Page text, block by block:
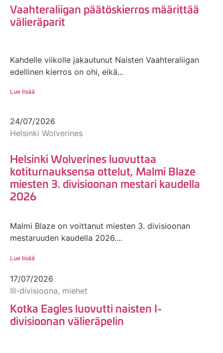
Vaahteraliigan päätöskierros määrittää
välieräparit
Kahdelle viikolle jakautunut Naisten Vaahteraliigan
edellinen kierros on ohi, eikä...
Lue lisää
24/07/2026
Helsinki Wolverines
Helsinki Wolverines luovuttaa
kotiturnauksensa ottelut, Malmi Blaze
miesten 3. divisioonan mestari kaudella
2026
Malmi Blaze on voittanut miesten 3. divisioonan
mestaruuden kaudella 2026....
Lue lisää
17/07/2026
III-divisioona, miehet
Kotka Eagles luovutti naisten I-
divisioonan välieräpelin